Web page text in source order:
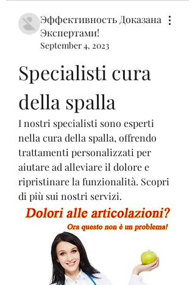
Эффективность Доказана
Экспертами!
September 4, 2023
Specialisti cura
della spalla
I nostri specialisti sono esperti
nella cura della spalla, offrendo
trattamenti personalizzati per
aiutare ad alleviare il dolore e
ripristinare la funzionalità. Scopri
di più sui nostri servizi.